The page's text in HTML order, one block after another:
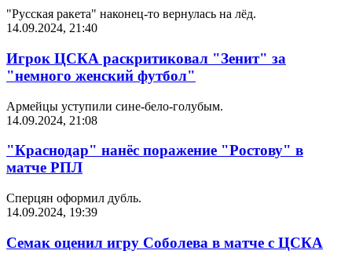
"Русская ракета" наконец-то вернулась на лёд.
14.09.2024, 21:40
Игрок ЦСКА раскритиковал "Зенит" за
"немного женский футбол"
Армейцы уступили сине-бело-голубым.
14.09.2024, 21:08
"Краснодар" нанёс поражение "Ростову" в
матче РПЛ
Сперцян оформил дубль.
14.09.2024, 19:39
Семак оценил игру Соболева в матче с ЦСКА